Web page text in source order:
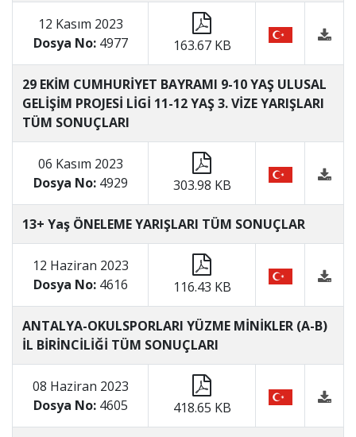
12 Kasım 2023
Dosya No:4977 163.67 KB
29 EKİM CUMHURİYET BAYRAMI 9-10 YAŞ ULUSAL
GELİŞİM PROJESİ LİGİ 11-12 YAŞ 3. VİZE YARIŞLARI
TÜM SONUÇLARI
06 Kasım 2023
Dosya No:4929 303.98 KB
13+ Yaş ÖNELEME YARIŞLARI TÜM SONUÇLAR
12 Haziran 2023
Dosya No:4616 116.43 KB
ANTALYA-OKULSPORLARI YÜZME MİNİKLER (A-B)
İL BİRİNCİLİĞİ TÜM SONUÇLARI
08 Haziran 2023
Dosya No:4605 418.65 KB